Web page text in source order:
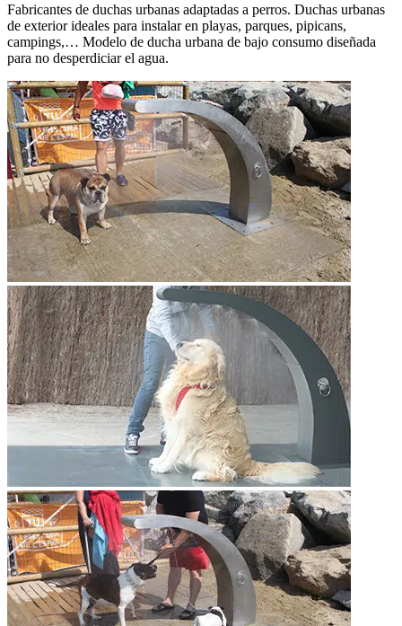
Fabricantes de duchas urbanas adaptadas a perros. Duchas urbanas
de exterior ideales para instalar en playas, parques, pipicans,
campings,… Modelo de ducha urbana de bajo consumo diseñada
para no desperdiciar el agua.